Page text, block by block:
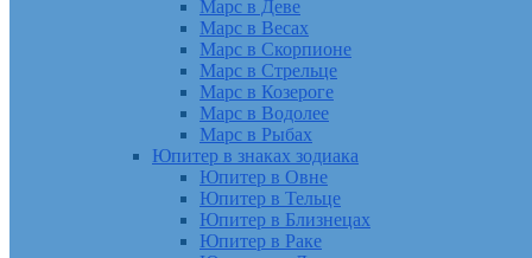
Марс в Деве
Марс в Весах
Марс в Скорпионе
Марс в Стрельце
Марс в Козероге
Марс в Водолее
Марс в Рыбах
Юпитер в знаках зодиака
Юпитер в Овне
Юпитер в Тельце
Юпитер в Близнецах
Юпитер в Раке